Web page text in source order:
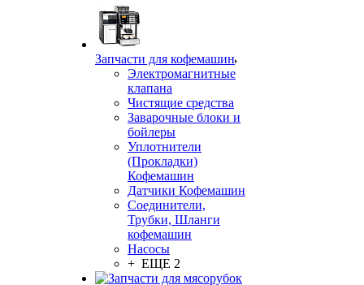
Запчасти для кофемашин
Электромагнитные
клапана
Чистящие средства
Заварочные блоки и
бойлеры
Уплотнители
(Прокладки)
Кофемашин
Датчики Кофемашин
Соединители,
Трубки, Шланги
кофемашин
Насосы
+ ЕЩЕ 2